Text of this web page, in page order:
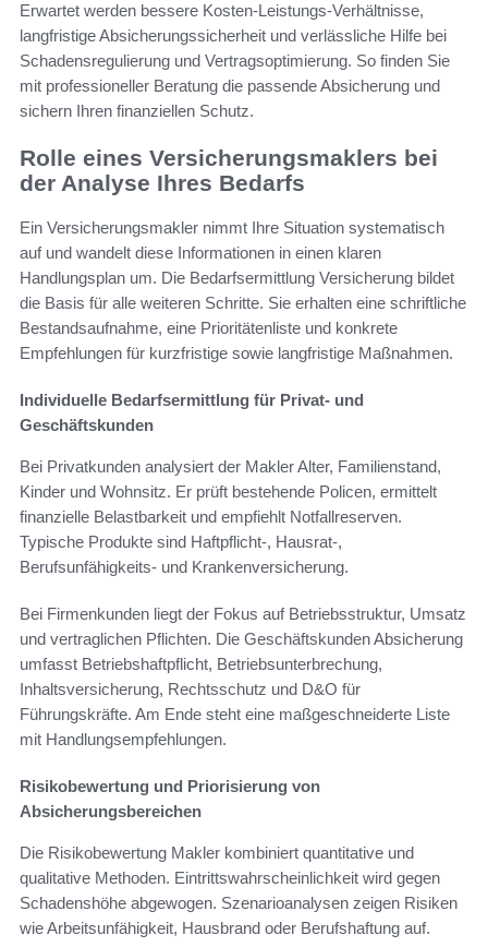
Erwartet werden bessere Kosten-Leistungs-Verhältnisse,
langfristige Absicherungssicherheit und verlässliche Hilfe bei
Schadensregulierung und Vertragsoptimierung. So finden Sie
mit professioneller Beratung die passende Absicherung und
sichern Ihren finanziellen Schutz.
Rolle eines Versicherungsmaklers bei
der Analyse Ihres Bedarfs
Ein Versicherungsmakler nimmt Ihre Situation systematisch
auf und wandelt diese Informationen in einen klaren
Handlungsplan um. Die Bedarfsermittlung Versicherung bildet
die Basis für alle weiteren Schritte. Sie erhalten eine schriftliche
Bestandsaufnahme, eine Prioritätenliste und konkrete
Empfehlungen für kurzfristige sowie langfristige Maßnahmen.
Individuelle Bedarfsermittlung für Privat- und
Geschäftskunden
Bei Privatkunden analysiert der Makler Alter, Familienstand,
Kinder und Wohnsitz. Er prüft bestehende Policen, ermittelt
finanzielle Belastbarkeit und empfiehlt Notfallreserven.
Typische Produkte sind Haftpflicht-, Hausrat-,
Berufsunfähigkeits- und Krankenversicherung.
Bei Firmenkunden liegt der Fokus auf Betriebsstruktur, Umsatz
und vertraglichen Pflichten. Die Geschäftskunden Absicherung
umfasst Betriebshaftpflicht, Betriebsunterbrechung,
Inhaltsversicherung, Rechtsschutz und D&O für
Führungskräfte. Am Ende steht eine maßgeschneiderte Liste
mit Handlungsempfehlungen.
Risikobewertung und Priorisierung von
Absicherungsbereichen
Die Risikobewertung Makler kombiniert quantitative und
qualitative Methoden. Eintrittswahrscheinlichkeit wird gegen
Schadenshöhe abgewogen. Szenarioanalysen zeigen Risiken
wie Arbeitsunfähigkeit, Hausbrand oder Berufshaftung auf.